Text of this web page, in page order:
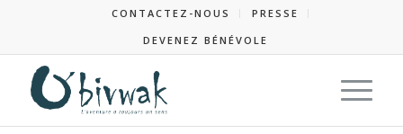
CONTACTEZ-NOUS
PRESSE
DEVENEZ BÉNÉVOLE